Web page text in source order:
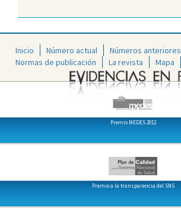
Inicio Número actual
Números anteriores
Normas de publicación
La revista Mapa
Premio MEDES 2012
Premio a la transparencia del SNS